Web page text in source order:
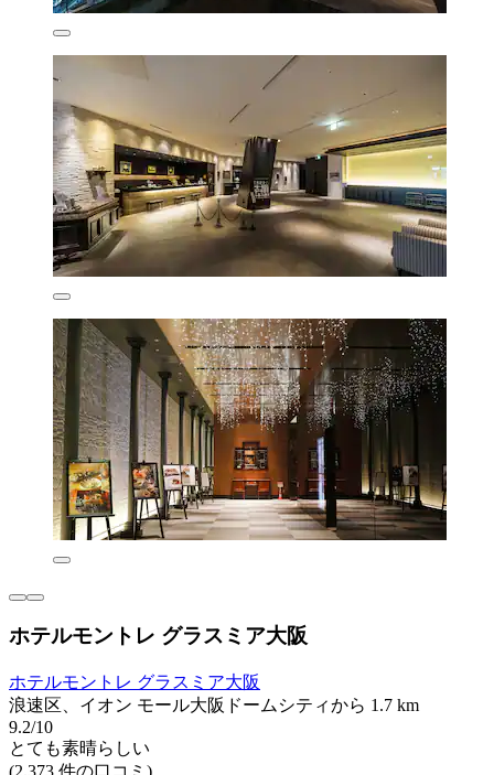
ホテルモントレ グラスミア大阪
ホテルモントレ グラスミア大阪
浪速区、イオン モール大阪ドームシティから 1.7 km
9.2/10
とても素晴らしい